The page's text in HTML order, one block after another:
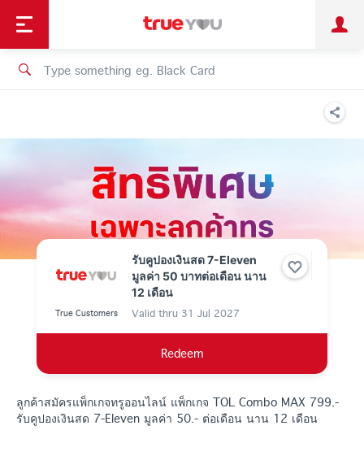
Personal Business
Shopping
เทรนด์เทคโนโลยี
รับคูปองเงินสด 7-Eleven
มูลค่า 50 บาทต่อเดือน นาน
12 เดือน
True Customers Valid thru 31 Jul 2027
Redeem
ลูกค้าสมัครแพ็กเกจทรูออนไลน์ แพ็กเกจ TOL Combo MAX 799.-
รับคูปองเงินสด 7-Eleven มูลค่า 50.- ต่อเดือน นาน 12 เดือน